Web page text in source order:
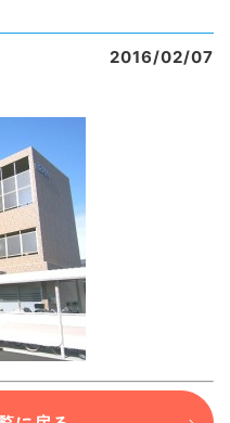
はこちら
2016/02/07